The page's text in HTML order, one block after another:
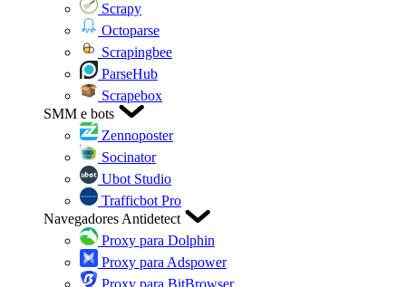
Scrapy
Octoparse
Scrapingbee
ParseHub
Scrapebox
SMM e bots
Zennoposter
Socinator
Ubot Studio
Trafficbot Pro
Navegadores Antidetect
Proxy para Dolphin
Proxy para Adspower
Proxy para BitBrowser